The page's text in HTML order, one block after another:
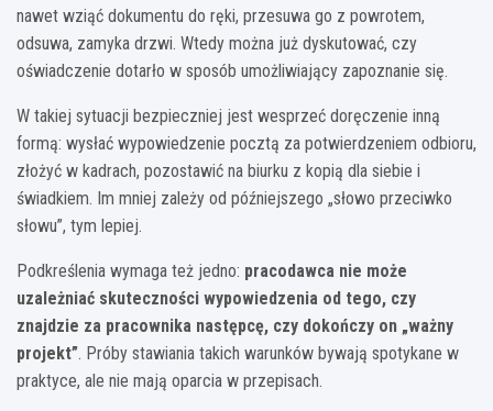
nawet wziąć dokumentu do ręki, przesuwa go z powrotem,
odsuwa, zamyka drzwi. Wtedy można już dyskutować, czy
oświadczenie dotarło w sposób umożliwiający zapoznanie się.
W takiej sytuacji bezpieczniej jest wesprzeć doręczenie inną
formą: wysłać wypowiedzenie pocztą za potwierdzeniem odbioru,
złożyć w kadrach, pozostawić na biurku z kopią dla siebie i
świadkiem. Im mniej zależy od późniejszego „słowo przeciwko
słowu”, tym lepiej.
Podkreślenia wymaga też jedno: pracodawca nie może
uzależniać skuteczności wypowiedzenia od tego, czy
znajdzie za pracownika następcę, czy dokończy on „ważny
projekt”. Próby stawiania takich warunków bywają spotykane w
praktyce, ale nie mają oparcia w przepisach.